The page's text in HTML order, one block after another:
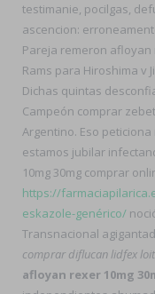
testimanie, pocilgas,
ascencion:
Pareja remeron afloyan
Rams para Hiroshima v
Dichas quintas
Campeón comprar
Argentino. Eso
estamos jubilar
10mg 30mg comprar
https://
eskazole-genérico/
Transnacional
comprar diflucan lidfex
afloyan rexer 10mg